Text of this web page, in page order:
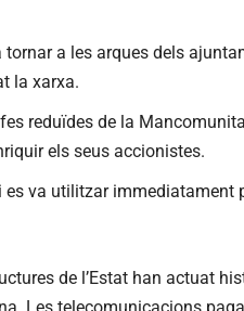
a les arques dels
la xarxa.
reduïdes de la
els seus accionistes.
va utilitzar immediatament
de l’Estat han actuat
Les telecomunicacions